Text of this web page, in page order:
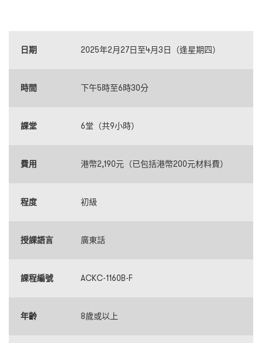
日期 2025年2月27日至4月3日（逢星期四）
時間 下午5時至6時30分
課堂 6堂（共9小時）
費用 港幣2,190元（已包括港幣200元材料費）
程度 初級
授課語言 廣東話
課程編號 ACKC-1160B-F
年齡 8歲或以上